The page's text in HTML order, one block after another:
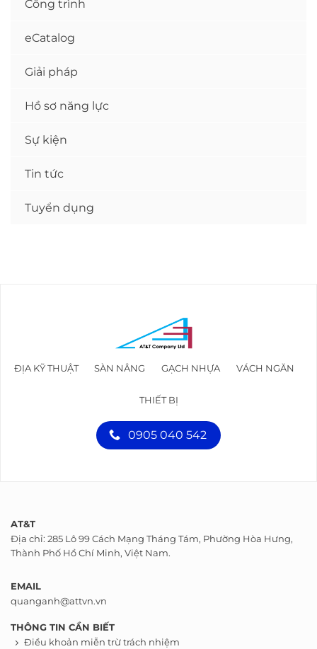
Công trình
eCatalog
Giải pháp
Hồ sơ năng lực
Sự kiện
Tin tức
Tuyển dụng
ĐỊA KỸ THUẬT SÀN NÂNG GẠCH NHỰA VÁCH NGĂN
THIẾT BỊ
0905 040 542
AT&T
Địa chỉ: 285 Lô 99 Cách Mạng Tháng Tám, Phường Hòa Hưng,
Thành Phố Hồ Chí Minh, Việt Nam.
EMAIL
quanganh@attvn.vn
THÔNG TIN CẦN BIẾT
Điều khoản miễn trừ trách nhiệm